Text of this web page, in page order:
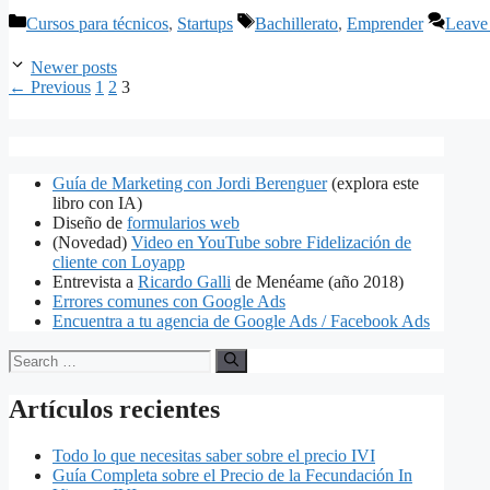
Categories
Cursos para técnicos, Startups Tags
Bachillerato, Emprender
Newer posts
← Previous Page
1 Page
2 Page
3
Guía de Marketing con Jordi Berenguer(explora este
libro con IA)
Diseño de formularios web
(Novedad) Video en YouTube sobre Fidelización de
cliente con Loyapp
Entrevista a Ricardo Galli de Menéame (año 2018)
Errores comunes con Google Ads
Encuentra a tu agencia de Google Ads / Facebook Ads
Search
for:
Artículos recientes
Todo lo que necesitas saber sobre el precio IVI
Guía Completa sobre el Precio de la Fecundación In